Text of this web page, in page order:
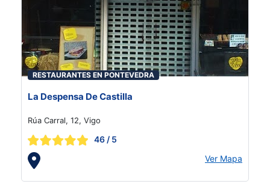
RESTAURANTES EN PONTEVEDRA
La Despensa De Castilla
Rúa Carral, 12, Vigo
46 / 5
Ver Mapa